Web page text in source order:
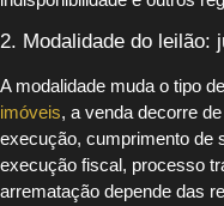
2. Modalidade do leilão:
A modalidade muda o tipo
imóveis, a venda decorre
execução, cumprimento de
execução fiscal, processo
arrematação depende das